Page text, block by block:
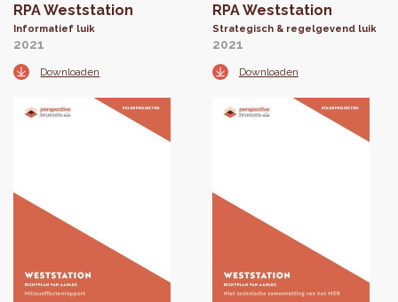
RPA Weststation
Informatief luik
2021
Downloaden
RPA Weststation
Strategisch & regelgevend luik
2021
Downloaden